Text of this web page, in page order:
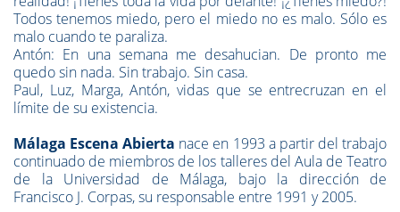
Todos tenemos miedo, pero el miedo no es malo. Sólo es
malo cuando te paraliza.
Antón: En una semana me desahucian. De pronto me
quedo sin nada. Sin trabajo. Sin casa.
Paul, Luz, Marga, Antón, vidas que se entrecruzan en el
límite de su existencia.
Málaga Escena Abierta nace en 1993 a partir del trabajo
continuado de miembros de los talleres del Aula de Teatro
de la Universidad de Málaga, bajo la dirección de
Francisco J. Corpas, su responsable entre 1991 y 2005.